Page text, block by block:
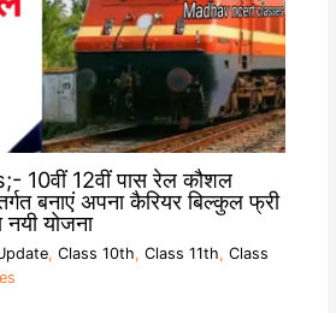
10वीं 12वीं पास रेल कौशल
बनाएं अपना कैरियर बिल्कुल फ्री
योजना
, Class 10th, Class 11th, Class